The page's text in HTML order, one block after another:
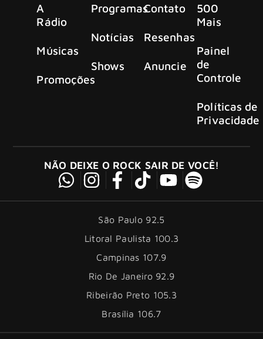
A
Rádio
Músicas
Promoções
Programas
Notícias
Shows
Contato
Resenhas
Anuncie
500
Mais
Painel
de
Controle
Políticas de
Privacidade
NÃO DEIXE O ROCK SAIR DE VOCÊ!
São Paulo 92.5
Litoral Paulista 100.3
Campinas 107.9
Rio De Janeiro 92.9
Ribeirão Preto 105.3
Brasília 106.7